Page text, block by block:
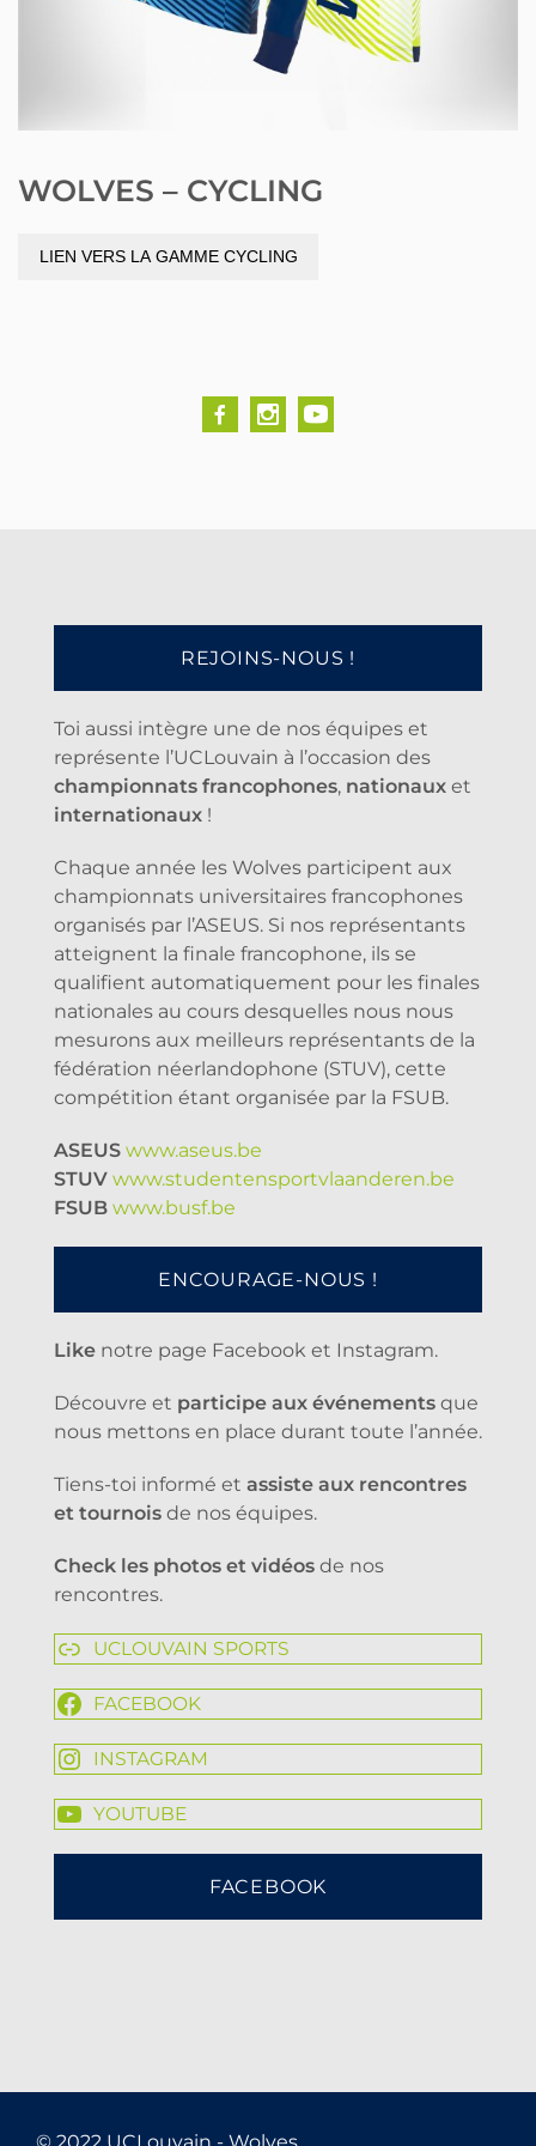
WOLVES – CYCLING
LIEN VERS LA GAMME CYCLING
REJOINS-NOUS !
Toi aussi intègre une de nos équipes et
représente l’UCLouvain à l’occasion des
championnats francophones, nationaux et
internationaux !
Chaque année les Wolves participent aux
championnats universitaires francophones
organisés par l’ASEUS. Si nos représentants
atteignent la finale francophone, ils se
qualifient automatiquement pour les finales
nationales au cours desquelles nous nous
mesurons aux meilleurs représentants de la
fédération néerlandophone (STUV), cette
compétition étant organisée par la FSUB.
ASEUS www.aseus.be
STUV www.studentensportvlaanderen.be
FSUB www.busf.be
ENCOURAGE-NOUS !
Like notre page Facebook et Instagram.
Découvre et participe aux événements que
nous mettons en place durant toute l’année.
Tiens-toi informé et assiste aux rencontres
et tournois de nos équipes.
Check les photos et vidéos de nos
rencontres.
UCLOUVAIN SPORTS
FACEBOOK
INSTAGRAM
YOUTUBE
FACEBOOK